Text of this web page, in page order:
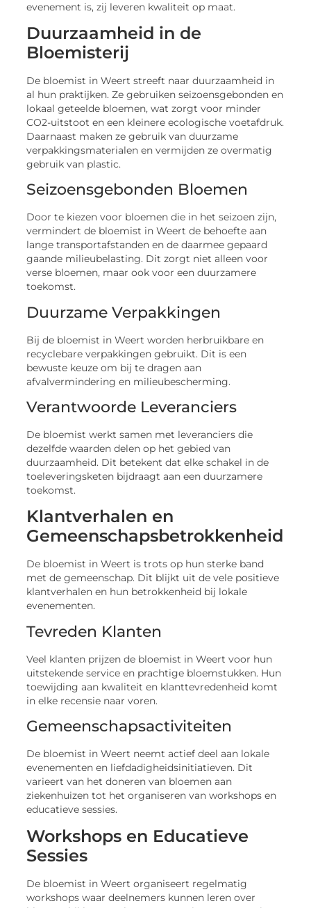
evenement is, zij leveren kwaliteit op maat.
Duurzaamheid in de
Bloemisterij
De bloemist in Weert streeft naar duurzaamheid in
al hun praktijken. Ze gebruiken seizoensgebonden en
lokaal geteelde bloemen, wat zorgt voor minder
CO2-uitstoot en een kleinere ecologische voetafdruk.
Daarnaast maken ze gebruik van duurzame
verpakkingsmaterialen en vermijden ze overmatig
gebruik van plastic.
Seizoensgebonden Bloemen
Door te kiezen voor bloemen die in het seizoen zijn,
vermindert de bloemist in Weert de behoefte aan
lange transportafstanden en de daarmee gepaard
gaande milieubelasting. Dit zorgt niet alleen voor
verse bloemen, maar ook voor een duurzamere
toekomst.
Duurzame Verpakkingen
Bij de bloemist in Weert worden herbruikbare en
recyclebare verpakkingen gebruikt. Dit is een
bewuste keuze om bij te dragen aan
afvalvermindering en milieubescherming.
Verantwoorde Leveranciers
De bloemist werkt samen met leveranciers die
dezelfde waarden delen op het gebied van
duurzaamheid. Dit betekent dat elke schakel in de
toeleveringsketen bijdraagt aan een duurzamere
toekomst.
Klantverhalen en
Gemeenschapsbetrokkenheid
De bloemist in Weert is trots op hun sterke band
met de gemeenschap. Dit blijkt uit de vele positieve
klantverhalen en hun betrokkenheid bij lokale
evenementen.
Tevreden Klanten
Veel klanten prijzen de bloemist in Weert voor hun
uitstekende service en prachtige bloemstukken. Hun
toewijding aan kwaliteit en klanttevredenheid komt
in elke recensie naar voren.
Gemeenschapsactiviteiten
De bloemist in Weert neemt actief deel aan lokale
evenementen en liefdadigheidsinitiatieven. Dit
varieert van het doneren van bloemen aan
ziekenhuizen tot het organiseren van workshops en
educatieve sessies.
Workshops en Educatieve
Sessies
De bloemist in Weert organiseert regelmatig
workshops waar deelnemers kunnen leren over